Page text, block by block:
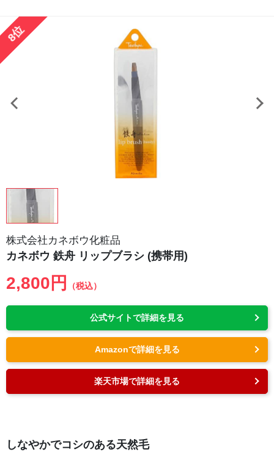
8位
株式会社カネボウ化粧品
カネボウ 鉄舟 リップブラシ (携帯用)
2,800円 （税込）
公式サイトで詳細を見る
Amazonで詳細を見る
楽天市場で詳細を見る
しなやかでコシのある天然毛